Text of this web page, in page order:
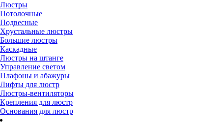
Люстры
Потолочные
Подвесные
Хрустальные люстры
Большие люстры
Каскадные
Люстры на штанге
Управление светом
Плафоны и абажуры
Лифты для люстр
Люстры-вентиляторы
Крепления для люстр
Основания для люстр